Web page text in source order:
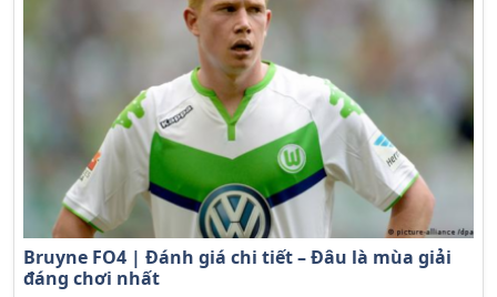
Bruyne FO4 | Đánh giá chi tiết – Đâu là mùa giải
đáng chơi nhất